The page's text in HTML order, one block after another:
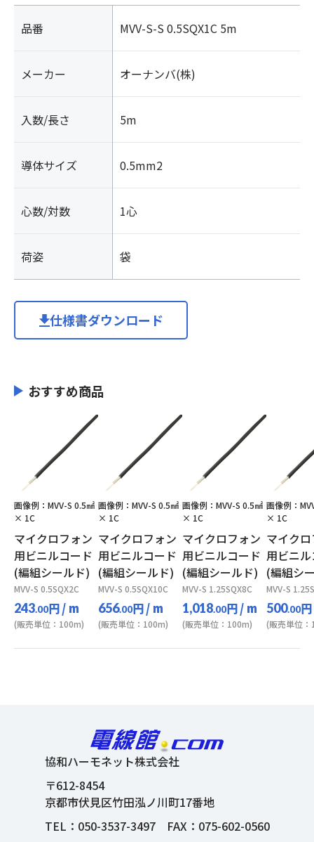
品番 MVV-S-S 0.5SQX1C 5m
メーカー オーナンバ(株)
入数/長さ 5m
導体サイズ 0.5mm2
心数/対数 1心
荷姿 袋
仕様書ダウンロード
おすすめ商品
画像例：MVV-S 0.5㎟
× 1C
マイクロフォン
用ビニルコード
(編組シールド)
MVV-S 0.5SQX2C
243.00円/ m
(販売単位：100m)
画像例：MVV-S 0.5㎟
× 1C
マイクロフォン
用ビニルコード
(編組シールド)
MVV-S 0.5SQX10C
656.00円/ m
(販売単位：100m)
画像例：MVV-S 0.5㎟
× 1C
マイクロフォン
用ビニルコード
(編組シールド)
MVV-S 1.25SQX8C
1,018.00円/ m
(販売単位：100m)
画像例：
× 1C
マイク
用ビニ
(編組シ
MVV-S
500.00円
(販売単位
協和ハーモネット株式会社
〒612-8454
京都市伏見区竹田泓ノ川町17番地
TEL： 050-3537-3497FAX：075-602-0560